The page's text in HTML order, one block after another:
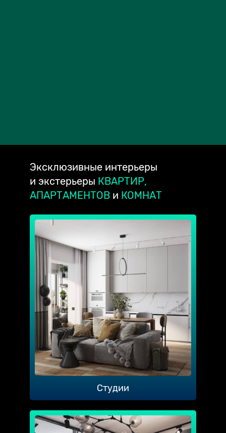
Эксклюзивные интерьеры
и экстерьеры КВАРТИР,
АПАРТАМЕНТОВ и КОМНАТ
Студии